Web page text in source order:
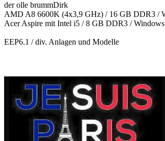
der olle brummDirk
AMD A8 6600K (4x3,9 GHz) / 16 GB DDR3 /
Acer Aspire mit Intel i5 / 8 GB DDR3 /
EEP6.1 / div. Anlagen und Modelle